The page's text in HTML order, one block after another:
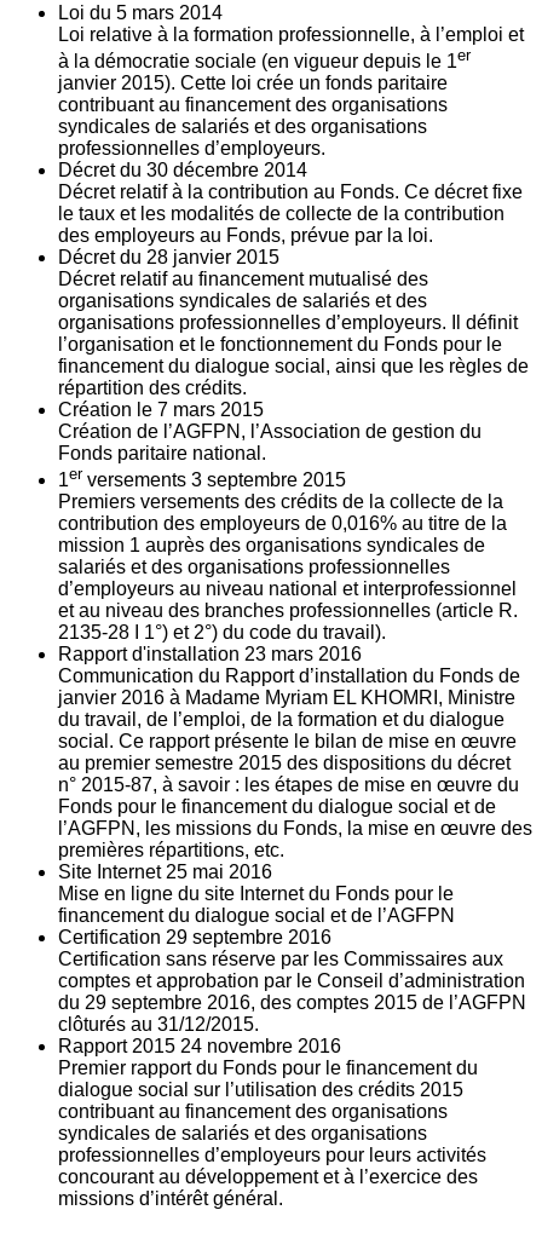
Loi du 5 mars 2014
Loi relative à la formation professionnelle, à l’emploi et
à la démocratie sociale (en vigueur depuis le 1er
janvier 2015). Cette loi crée un fonds paritaire
contribuant au financement des organisations
syndicales de salariés et des organisations
professionnelles d’employeurs.
Décret du 30 décembre 2014
Décret relatif à la contribution au Fonds. Ce décret fixe
le taux et les modalités de collecte de la contribution
des employeurs au Fonds, prévue par la loi.
Décret du 28 janvier 2015
Décret relatif au financement mutualisé des
organisations syndicales de salariés et des
organisations professionnelles d’employeurs. Il définit
l’organisation et le fonctionnement du Fonds pour le
financement du dialogue social, ainsi que les règles de
répartition des crédits.
Création le 7 mars 2015
Création de l’AGFPN, l’Association de gestion du
Fonds paritaire national.
1er versements 3 septembre 2015
Premiers versements des crédits de la collecte de la
contribution des employeurs de 0,016% au titre de la
mission 1 auprès des organisations syndicales de
salariés et des organisations professionnelles
d’employeurs au niveau national et interprofessionnel
et au niveau des branches professionnelles (article R.
2135‐28 I 1°) et 2°) du code du travail).
Rapport d'installation 23 mars 2016
Communication du Rapport d’installation du Fonds de
janvier 2016 à Madame Myriam EL KHOMRI, Ministre
du travail, de l’emploi, de la formation et du dialogue
social. Ce rapport présente le bilan de mise en œuvre
au premier semestre 2015 des dispositions du décret
n° 2015-87, à savoir : les étapes de mise en œuvre du
Fonds pour le financement du dialogue social et de
l’AGFPN, les missions du Fonds, la mise en œuvre des
premières répartitions, etc.
Site Internet 25 mai 2016
Mise en ligne du site Internet du Fonds pour le
financement du dialogue social et de l’AGFPN
Certification 29 septembre 2016
Certification sans réserve par les Commissaires aux
comptes et approbation par le Conseil d’administration
du 29 septembre 2016, des comptes 2015 de l’AGFPN
clôturés au 31/12/2015.
Rapport 2015 24 novembre 2016
Premier rapport du Fonds pour le financement du
dialogue social sur l’utilisation des crédits 2015
contribuant au financement des organisations
syndicales de salariés et des organisations
professionnelles d’employeurs pour leurs activités
concourant au développement et à l’exercice des
missions d’intérêt général.